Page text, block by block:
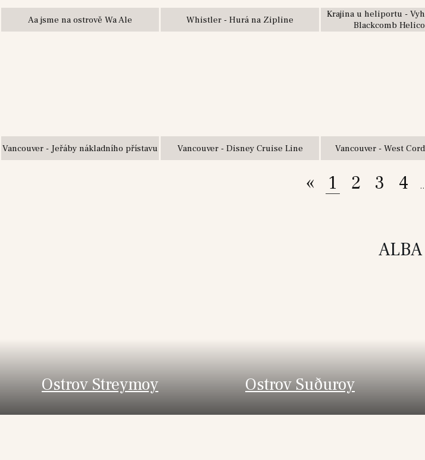
Aa jsme na ostrově Wa Ale Whistler - Hurá na Zipline
Krajina u heliportu -
Blackcomb
Vancouver - Jeřáby nákladního přístavu Vancouver - Disney Cruise Line Vancouver - West
« 1 2 3 4
ALBA
Ostrov Streymoy Ostrov Suðuroy